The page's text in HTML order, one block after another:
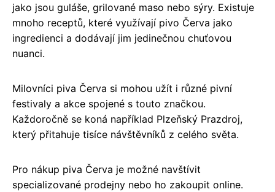
jako jsou guláše, grilované maso nebo sýry. Existuje
mnoho receptů, které využívají pivo Červa jako
ingredienci a dodávají jim jedinečnou chuťovou
nuanci.
Milovníci piva Červa si mohou užít i různé pivní
festivaly a akce spojené s touto značkou.
Každoročně se koná například Plzeňský Prazdroj,
který přitahuje tisíce návštěvníků z celého světa.
Pro nákup piva Červa je možné navštívit
specializované prodejny nebo ho zakoupit online.